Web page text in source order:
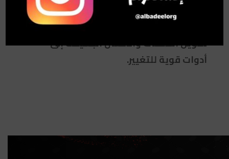
من مجرد وكيل للأراضي إلى رمز عالمي،
قصة تشارلز بويكوت هي قصة عن كيفية
تحويل الكلمات والأفعال البسيطة إلى
أدوات قوية للتغيير.